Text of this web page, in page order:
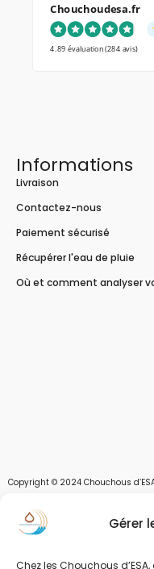
Gérer
Chez les Chouchous
Chouchoudesa.fr
4.89 évaluation(284 avis)
Informations
Livraison
Contactez-nous
Paiement sécurisé
Récupérer l'eau de pluie
Où et comment analyser
Copyright © 2024 Chouchous
Les chouchous d’Esa vous
pluie, et des moyens pour
Soleil et Air nous proposons